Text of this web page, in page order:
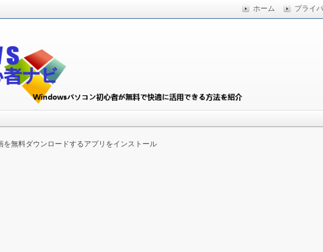
ホーム プライ
ン初心者ナビ
を無料ダウンロードするアプリをインストール